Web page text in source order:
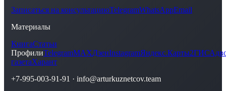
Записаться на консультациюTelegramWhatsAppEmail
Материалы
КнигаСтатьи
ПрофилиTelegramMAXДзенInstagramЯндекс.Карты2ГИС
газетаХарант
+7-995-003-91-91 · info@arturkuznetcov.team